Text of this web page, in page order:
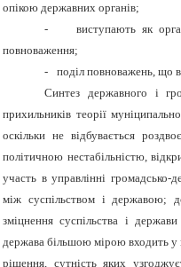
опікою державних органів;
-
виступають як
повноваження;
-
поділ повноважень, що
Синтез державного і
прихильників теорії
оскільки не відбувається
політичною нестабільністю,
участь в управлінні громадсько-
між суспільством і державою;
зміцнення суспільства і
держава більшою мірою входить у
рішення, сутність яких